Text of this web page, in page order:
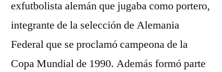
exfutbolista alemán que jugaba como portero,
integrante de la selección de Alemania
Federal que se proclamó campeona de la
Copa Mundial de 1990. Además formó parte